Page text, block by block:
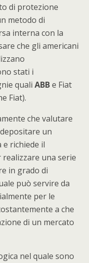
di protezione
metodo di
interna con la
che gli americani
stati i
quali ABBe Fiat
Fiat).
che valutare
un
richiede il
una serie
in grado di
può servire da
per le
a che
di un mercato
nel quale sono